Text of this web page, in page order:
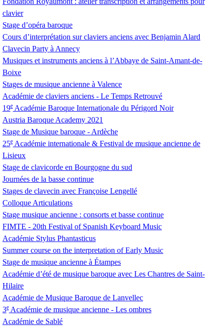
clavier
Stage d’opéra baroque
Cours d’interprétation sur claviers anciens avec Benjamin Alard
Clavecin Party à Annecy
Musiques et instruments anciens à l’Abbaye de Saint-Amant-de-
Boixe
Stages de musique ancienne à Valence
Académie de claviers anciens - Le Temps Retrouvé
19e Académie Baroque Internationale du Périgord Noir
Austria Baroque Academy 2021
Stage de Musique baroque - Ardèche
25e Académie internationale & Festival de musique ancienne de
Lisieux
Stage de clavicorde en Bourgogne du sud
Journées de la basse continue
Stages de clavecin avec Françoise Lengellé
Colloque Articulations
Stage musique ancienne : consorts et basse continue
FIMTE - 20th Festival of Spanish Keyboard Music
Académie Stylus Phantasticus
Summer course on the interpretation of Early Music
Stage de musique ancienne à Étampes
Académie d’été de musique baroque avec Les Chantres de Saint-
Hilaire
Académie de Musique Baroque de Lanvellec
3e Académie de musique ancienne - Les ombres
Académie de Sablé